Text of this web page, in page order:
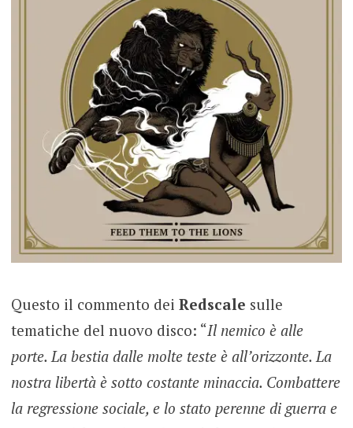
Questo il commento dei Redscale sulle
tematiche del nuovo disco: “Il nemico è alle
porte. La bestia dalle molte teste è all’orizzonte. La
nostra libertà è sotto costante minaccia. Combattere
la regressione sociale, e lo stato perenne di guerra e